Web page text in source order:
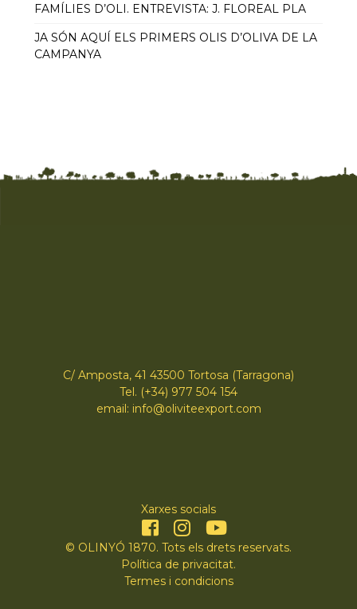
FAMÍLIES D’OLI. ENTREVISTA: J. FLOREAL PLA
JA SÓN AQUÍ ELS PRIMERS OLIS D’OLIVA DE LA
CAMPANYA
C/ Amposta, 41 43500 Tortosa (Tarragona)
Tel. (+34) 977 504 154
email: info@oliviteexport.com
Xarxes socials
© OLINYÓ 1870. Tots els drets reservats.
Política de privacitat.
Termes i condicions